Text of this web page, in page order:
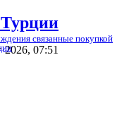
связанные покупкой
2026, 07:51